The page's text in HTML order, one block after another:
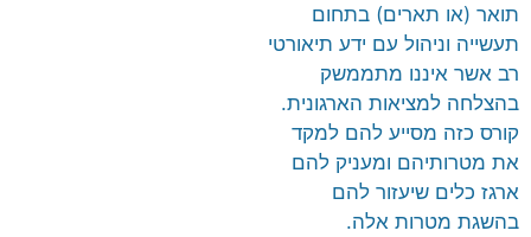
תואר (או תארים) בתחום
תעשייה וניהול עם ידע תיאורטי
רב אשר איננו מתממשק
בהצלחה למציאות הארגונית.
קורס כזה מסייע להם למקד
את מטרותיהם ומעניק להם
ארגז כלים שיעזור להם
בהשגת מטרות אלה.